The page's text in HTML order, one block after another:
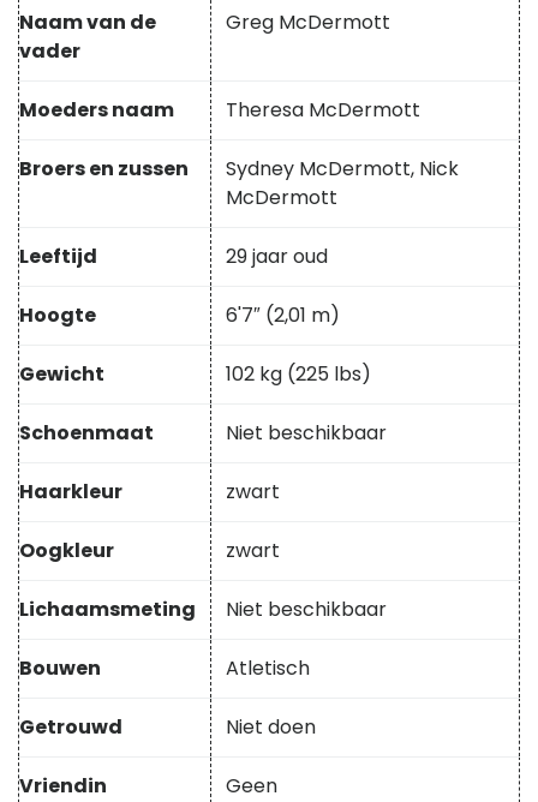
Naam van de
vader
Greg McDermott
Moeders naam Theresa McDermott
Broers en zussen
Sydney McDermott, Nick
McDermott
Leeftijd 29 jaar oud
Hoogte 6'7″ (2,01 m)
Gewicht 102 kg (225 lbs)
Schoenmaat Niet beschikbaar
Haarkleur zwart
Oogkleur zwart
Lichaamsmeting Niet beschikbaar
Bouwen Atletisch
Getrouwd Niet doen
Vriendin Geen